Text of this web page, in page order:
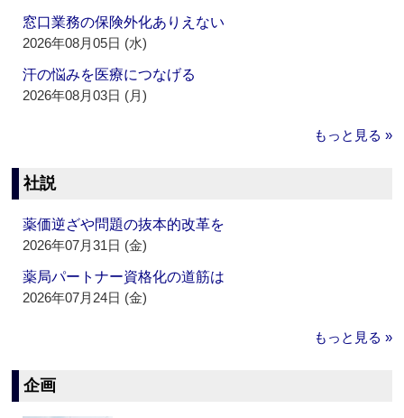
窓口業務の保険外化ありえない
2026年08月05日 (水)
汗の悩みを医療につなげる
2026年08月03日 (月)
もっと見る »
社説
薬価逆ざや問題の抜本的改革を
2026年07月31日 (金)
薬局パートナー資格化の道筋は
2026年07月24日 (金)
もっと見る »
企画